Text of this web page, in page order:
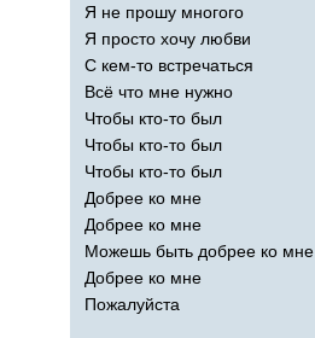
Я не прошу многого
Я просто хочу любви
С кем-то встречаться
Всё что мне нужно
Чтобы кто-то был
Чтобы кто-то был
Чтобы кто-то был
Добрее ко мне
Добрее ко мне
Можешь быть добрее ко мне
Добрее ко мне
Пожалуйста